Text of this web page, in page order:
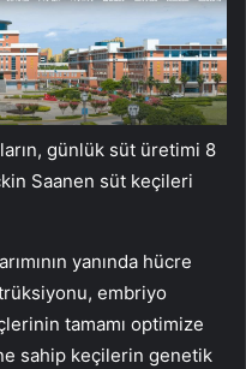
günlük süt üretimi 8
Saanen süt keçileri
yanında hücre
embriyo
tamamı optimize
sahip keçilerin genetik